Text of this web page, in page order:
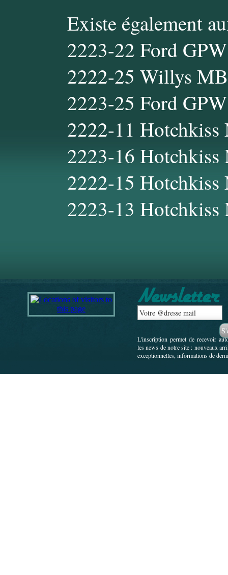
Existe également
2223-22 Ford
2222-25 Willys
2223-25 Ford
2222-11
2223-16
2222-15
2223-13
L'inscription permet de recevoir
les news de notre site : nouveaux
exceptionnelles, informations de